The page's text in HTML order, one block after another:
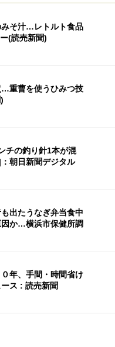
そ汁…レトルト食品
(読売新聞)
重曹を使うひみつ技
チの釣り針1本が混
朝日新聞デジタル
出たうなぎ弁当食中
か…横浜市保健所調
０年、手間・時間省け
ス : 読売新聞